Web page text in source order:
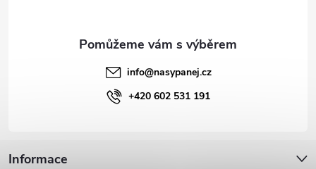
Informace
info@nasypanej.cz
+420 602 531 191